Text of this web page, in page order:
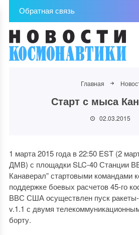
Обратная связь
Главная
Старт с мыса
02.03.2015
1 марта 2015 года в 22:50 EST (2
ДМВ) с площадки SLC-40 Станции
Канаверал” стартовыми командами
поддержке боевых расчетов 45-го
ВВС США осуществлен пуск ракеты-
v.1.1 с двумя
борту.